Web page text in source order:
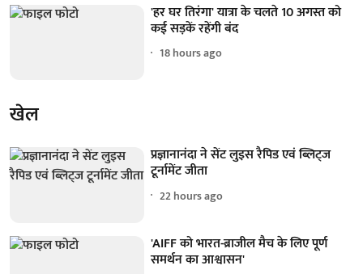
'हर घर तिरंगा' यात्रा के चलते 10 अगस्त को
कई सड़कें रहेंगी बंद
18 hours ago
खेल
प्रज्ञानानंदा ने सेंट लुइस रैपिड एवं ब्लिट्ज
टूर्नामेंट जीता
22 hours ago
'AIFF को भारत-ब्राजील मैच के लिए पूर्ण
समर्थन का आश्वासन'